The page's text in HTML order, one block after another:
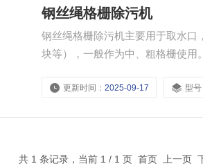
钢丝绳格栅除污机
钢丝绳格栅除污机主要用于取水口
块等），一般作为中、粗格栅使用。
更新时间：2025-09-17 型号
共 1 条记录，当前 1 / 1 页 首页 上一页